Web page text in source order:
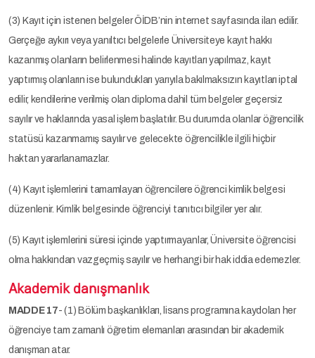
(3) Kayıt için istenen belgeler ÖİDB’nin internet sayfasında ilan edilir.
Gerçeğe aykırı veya yanıltıcı belgelerle Üniversiteye kayıt hakkı
kazanmış olanların belirlenmesi halinde kayıtları yapılmaz, kayıt
yaptırmış olanların ise bulundukları yarıyıla bakılmaksızın kayıtları iptal
edilir, kendilerine verilmiş olan diploma dahil tüm belgeler geçersiz
sayılır ve haklarında yasal işlem başlatılır. Bu durumda olanlar öğrencilik
statüsü kazanmamış sayılır ve gelecekte öğrencilikle ilgili hiçbir
haktan yararlanamazlar.
(4) Kayıt işlemlerini tamamlayan öğrencilere öğrenci kimlik belgesi
düzenlenir. Kimlik belgesinde öğrenciyi tanıtıcı bilgiler yer alır.
(5) Kayıt işlemlerini süresi içinde yaptırmayanlar, Üniversite öğrencisi
olma hakkından vazgeçmiş sayılır ve herhangi bir hak iddia edemezler.
Akademik danışmanlık
MADDE 17- (1) Bölüm başkanlıkları, lisans programına kaydolan her
öğrenciye tam zamanlı öğretim elemanları arasından bir akademik
danışman atar.